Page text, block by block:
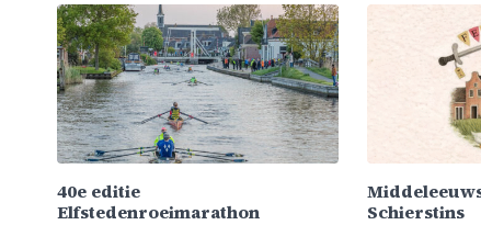
40e editie
Elfstedenroeimarathon
Schierstins